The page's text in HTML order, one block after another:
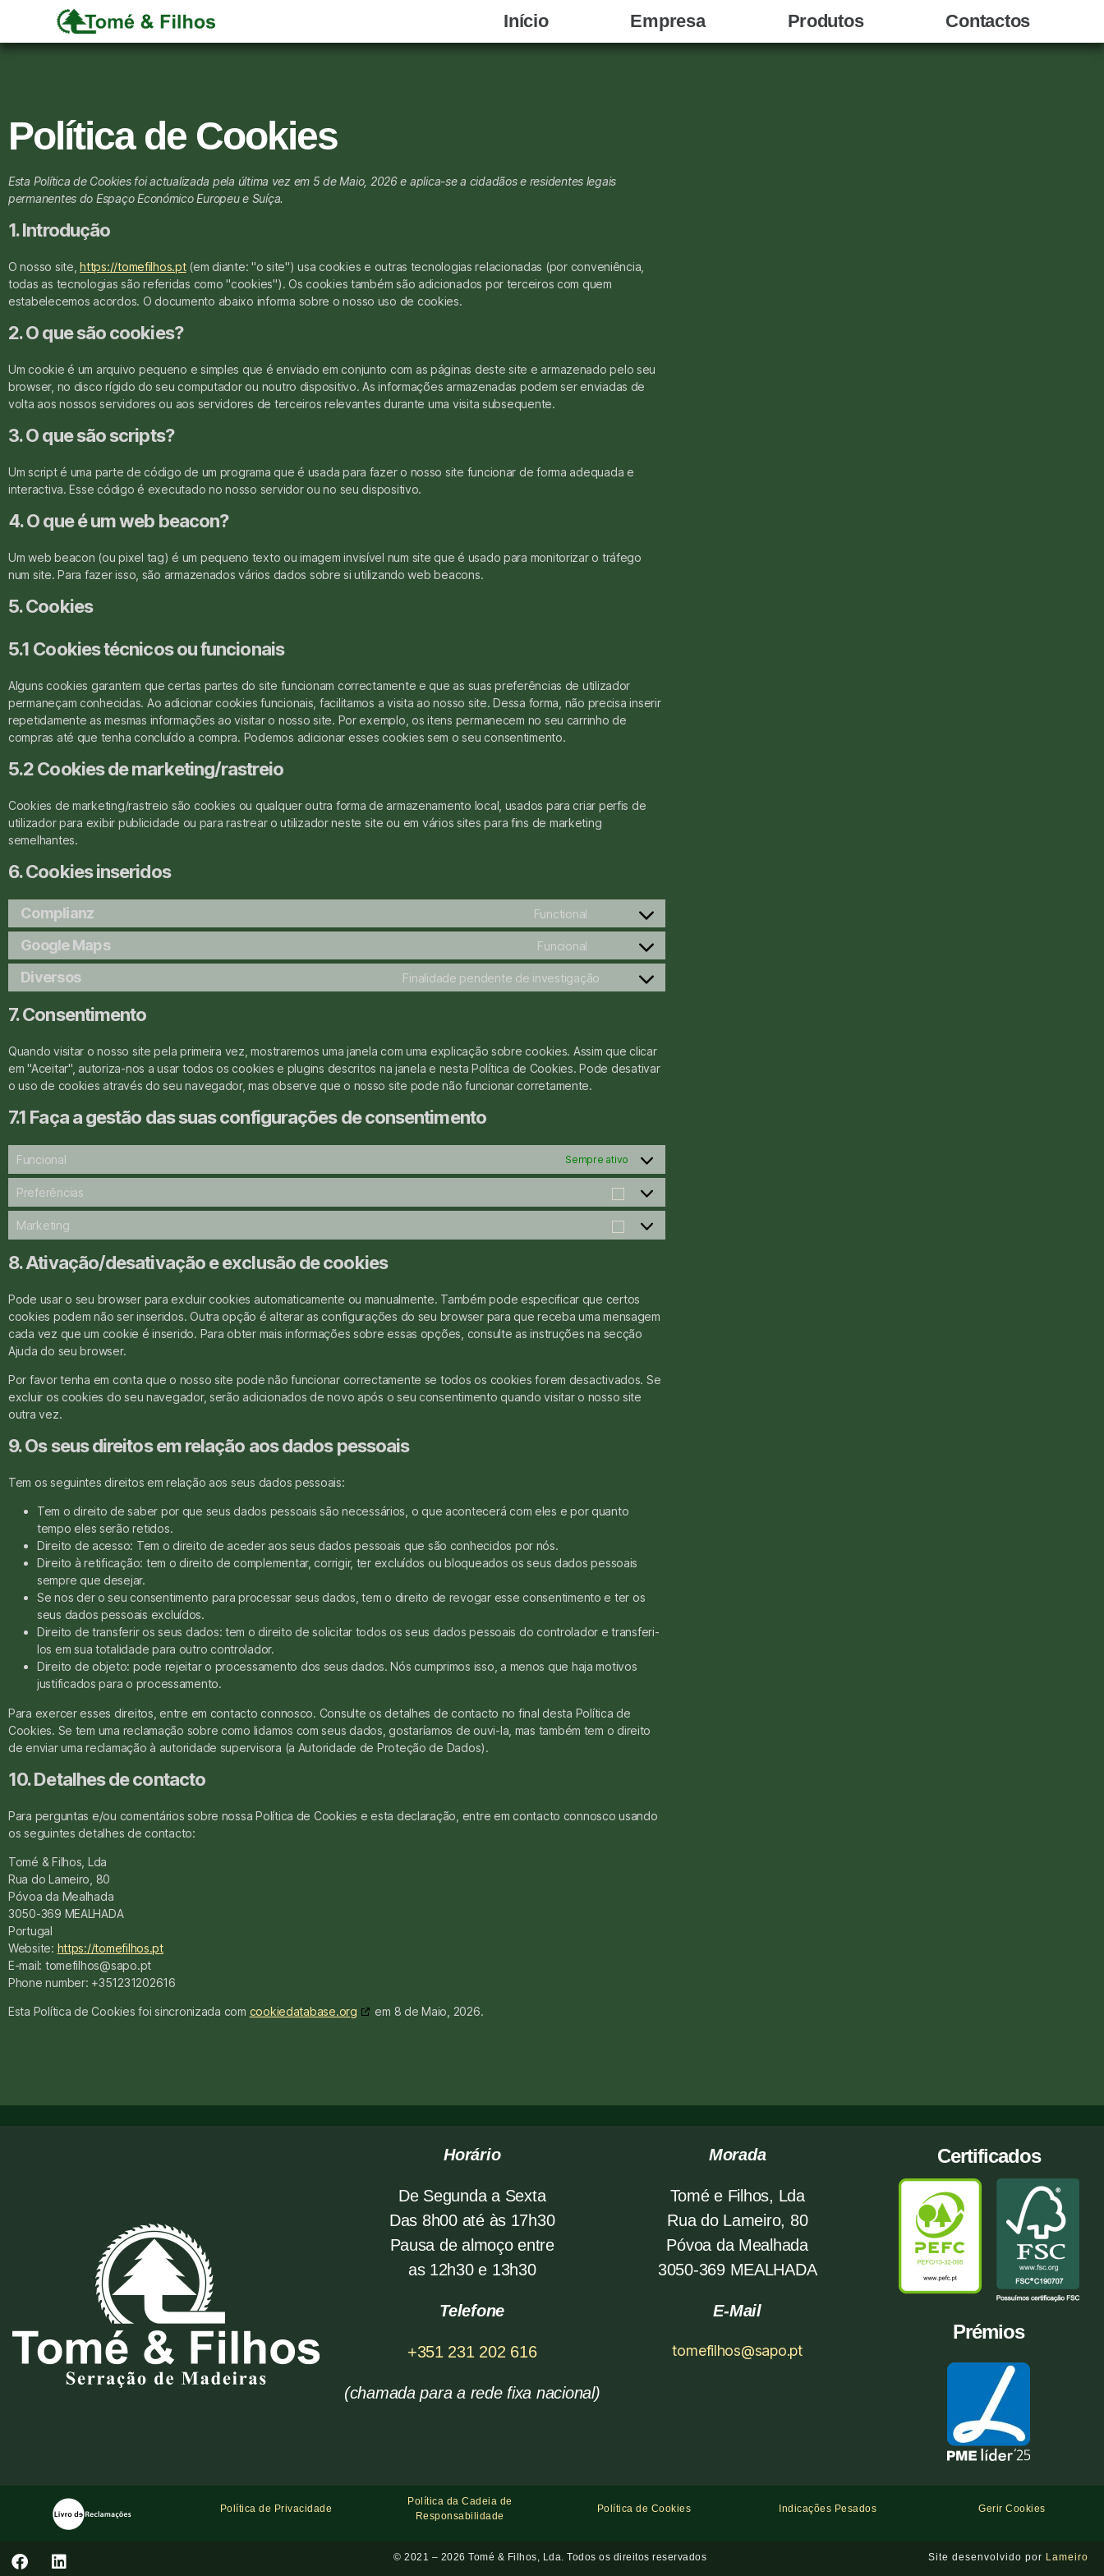
Início Empresa Produtos Contactos
Política de Cookies
Esta Política de Cookies foi actualizada pela última vez em 5 de Maio, 2026 e aplica-se a cidadãos e residentes legais
permanentes do Espaço Económico Europeu e Suíça.
1. Introdução
O nosso site,https://tomefilhos.pt(em diante: "o site") usa cookies e outras tecnologias relacionadas (por conveniência,
todas as tecnologias são referidas como "cookies"). Os cookies também são adicionados por terceiros com quem
estabelecemos acordos. O documento abaixo informa sobre o nosso uso de cookies.
2. O que são cookies?
Um cookie é um arquivo pequeno e simples que é enviado em conjunto com as páginas deste site e armazenado pelo seu
browser, no disco rígido do seu computador ou noutro dispositivo. As informações armazenadas podem ser enviadas de
volta aos nossos servidores ou aos servidores de terceiros relevantes durante uma visita subsequente.
3. O que são scripts?
Um script é uma parte de código de um programa que é usada para fazer o nosso site funcionar de forma adequada e
interactiva. Esse código é executado no nosso servidor ou no seu dispositivo.
4. O que é um web beacon?
Um web beacon (ou pixel tag) é um pequeno texto ou imagem invisível num site que é usado para monitorizar o tráfego
num site. Para fazer isso, são armazenados vários dados sobre si utilizando web beacons.
5. Cookies
5.1 Cookies técnicos ou funcionais
Alguns cookies garantem que certas partes do site funcionam correctamente e que as suas preferências de utilizador
permaneçam conhecidas. Ao adicionar cookies funcionais, facilitamos a visita ao nosso site. Dessa forma, não precisa inserir
repetidamente as mesmas informações ao visitar o nosso site. Por exemplo, os itens permanecem no seu carrinho de
compras até que tenha concluído a compra. Podemos adicionar esses cookies sem o seu consentimento.
5.2 Cookies de marketing/rastreio
Cookies de marketing/rastreio são cookies ou qualquer outra forma de armazenamento local, usados para criar perfis de
utilizador para exibir publicidade ou para rastrear o utilizador neste site ou em vários sites para fins de marketing
semelhantes.
6. Cookies inseridos
Complianz Functional
Google Maps Funcional
Diversos Finalidade pendente de investigação
7. Consentimento
Quando visitar o nosso site pela primeira vez, mostraremos uma janela com uma explicação sobre cookies. Assim que clicar
em "Aceitar", autoriza-nos a usar todos os cookies e plugins descritos na janela e nesta Política de Cookies. Pode desativar
o uso de cookies através do seu navegador, mas observe que o nosso site pode não funcionar corretamente.
7.1 Faça a gestão das suas configurações de consentimento
Funcional Sempre ativo
Preferências
Marketing
8. Ativação/desativação e exclusão de cookies
Pode usar o seu browser para excluir cookies automaticamente ou manualmente. Também pode especificar que certos
cookies podem não ser inseridos. Outra opção é alterar as configurações do seu browser para que receba uma mensagem
cada vez que um cookie é inserido. Para obter mais informações sobre essas opções, consulte as instruções na secção
Ajuda do seu browser.
Por favor tenha em conta que o nosso site pode não funcionar correctamente se todos os cookies forem desactivados. Se
excluir os cookies do seu navegador, serão adicionados de novo após o seu consentimento quando visitar o nosso site
outra vez.
9. Os seus direitos em relação aos dados pessoais
Tem os seguintes direitos em relação aos seus dados pessoais:
Tem o direito de saber por que seus dados pessoais são necessários, o que acontecerá com eles e por quanto
tempo eles serão retidos.
Direito de acesso: Tem o direito de aceder aos seus dados pessoais que são conhecidos por nós.
Direito à retificação: tem o direito de complementar, corrigir, ter excluídos ou bloqueados os seus dados pessoais
sempre que desejar.
Se nos der o seu consentimento para processar seus dados, tem o direito de revogar esse consentimento e ter os
seus dados pessoais excluídos.
Direito de transferir os seus dados: tem o direito de solicitar todos os seus dados pessoais do controlador e transferi-
los em sua totalidade para outro controlador.
Direito de objeto: pode rejeitar o processamento dos seus dados. Nós cumprimos isso, a menos que haja motivos
justificados para o processamento.
Para exercer esses direitos, entre em contacto connosco. Consulte os detalhes de contacto no final desta Política de
Cookies. Se tem uma reclamação sobre como lidamos com seus dados, gostaríamos de ouvi-la, mas também tem o direito
de enviar uma reclamação à autoridade supervisora (a Autoridade de Proteção de Dados).
10. Detalhes de contacto
Para perguntas e/ou comentários sobre nossa Política de Cookies e esta declaração, entre em contacto connosco usando
os seguintes detalhes de contacto:
Tomé & Filhos, Lda
Rua do Lameiro, 80
Póvoa da Mealhada
3050-369 MEALHADA
Portugal
Website: https://tomefilhos.pt
E-mail: tomefilhos@sapo.pt
Phone number: +351231202616
Esta Política de Cookies foi sincronizada com cookiedatabase.org em 8 de Maio, 2026.
Horário
De Segunda a Sexta
Das 8h00 até às 17h30
Pausa de almoço entre
as 12h30 e 13h30
Telefone
+351 231 202 616
(chamada para a rede fixa nacional)
Morada
Tomé e Filhos, Lda
Rua do Lameiro, 80
Póvoa da Mealhada
3050-369 MEALHADA
E-Mail
tomefilhos@sapo.pt
Certificados
Prémios
Política de Privacidade
Política da Cadeia de
Responsabilidade
Política de Cookies Indicações Pesados Gerir Cookies
© 2021 – 2026 Tomé & Filhos, Lda. Todos os direitos reservados Site desenvolvido por Lameiro